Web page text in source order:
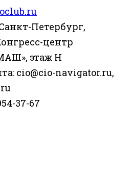
Петербург,
центр
этаж Н
cio@cio-navigator.ru,
37-67